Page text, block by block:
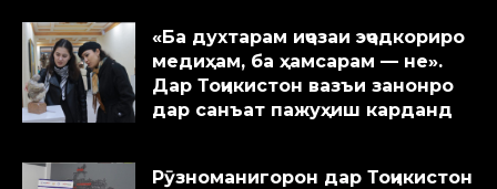
«Ба духтарам иҷозаи эҷодкориро
медиҳам, ба ҳамсарам — не».
Дар Тоҷикистон вазъи занонро
дар санъат пажуҳиш карданд
Рӯзноманигорон дар Тоҷикистон